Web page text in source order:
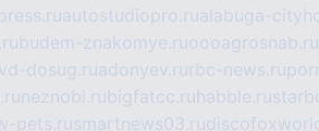
autostudiopro.rualabuga-
budem-znakomye.ruoooagrosnab.ru
vd-dosug.ruadonyev.ru rbc-news.ru
neznobi.rubigfatcc.ru habble.ru
pets.rusmartnews03.ru